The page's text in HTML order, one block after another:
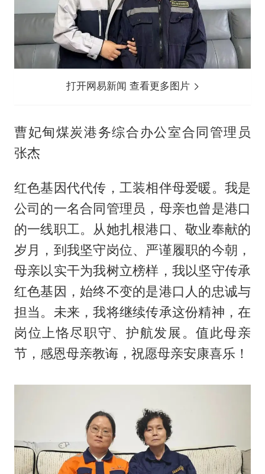
打开网易新闻 查看更多图片
曹妃甸煤炭港务综合办公室合同管理员
张杰
红色基因代代传，工装相伴母爱暖。我是
公司的一名合同管理员，母亲也曾是港口
的一线职工。从她扎根港口、敬业奉献的
岁月，到我坚守岗位、严谨履职的今朝，
母亲以实干为我树立榜样，我以坚守传承
红色基因，始终不变的是港口人的忠诚与
担当。未来，我将继续传承这份精神，在
岗位上恪尽职守、护航发展。值此母亲
节，感恩母亲教诲，祝愿母亲安康喜乐！